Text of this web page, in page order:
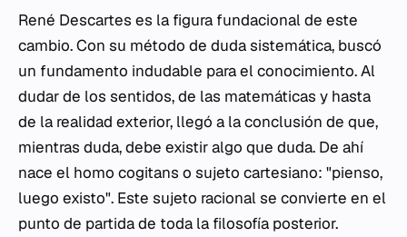
René Descartes es la figura fundacional de este
cambio. Con su método de duda sistemática, buscó
un fundamento indudable para el conocimiento. Al
dudar de los sentidos, de las matemáticas y hasta
de la realidad exterior, llegó a la conclusión de que,
mientras duda, debe existir algo que duda. De ahí
nace el homo cogitans o sujeto cartesiano: "pienso,
luego existo". Este sujeto racional se convierte en el
punto de partida de toda la filosofía posterior.